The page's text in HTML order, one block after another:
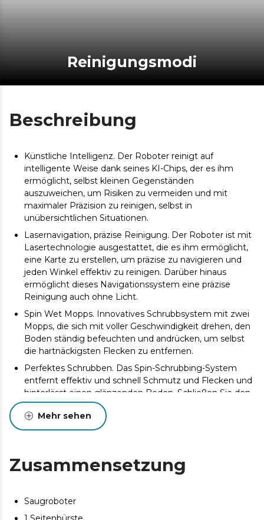
Reinigungsmodi
Beschreibung
Künstliche Intelligenz. Der Roboter reinigt auf
intelligente Weise dank seines KI-Chips, der es ihm
ermöglicht, selbst kleinen Gegenständen
auszuweichen, um Risiken zu vermeiden und mit
maximaler Präzision zu reinigen, selbst in
unübersichtlichen Situationen.
Lasernavigation, präzise Reinigung. Der Roboter ist mit
Lasertechnologie ausgestattet, die es ihm ermöglicht,
eine Karte zu erstellen, um präzise zu navigieren und
jeden Winkel effektiv zu reinigen. Darüber hinaus
ermöglicht dieses Navigationssystem eine präzise
Reinigung auch ohne Licht.
Spin Wet Mopps. Innovatives Schrubbsystem mit zwei
Mopps, die sich mit voller Geschwindigkeit drehen, den
Boden ständig befeuchten und andrücken, um selbst
die hartnäckigsten Flecken zu entfernen.
Perfektes Schrubben. Das Spin-Schrubbing-System
entfernt effektiv und schnell Schmutz und Flecken und
hinterlässt einen glänzenden Boden. Schließen Sie den
Conga an, vergessen Sie den Mopp und genießen Sie
einen glänzenden Boden.
der selbst extremer Schmutz auf jeder Oberfläche,
selbst auf hohen Teppichen, aufgesaugt werden kann.
5200-mAh-Akkus ist er ideal für größere Haushalte
geeignet. Er kann 240 Minuten lang staubsaugen und
Mehr sehen
Zusammensetzung
Saugroboter